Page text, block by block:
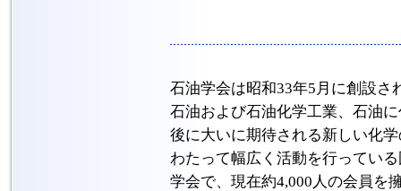
石油学会は昭和33年5月に創設さ
石油および石油化学工業、石油
後に大いに期待される新しい化
わたって幅広く活動を行ってい
学会で、現在約4,000人の会員を